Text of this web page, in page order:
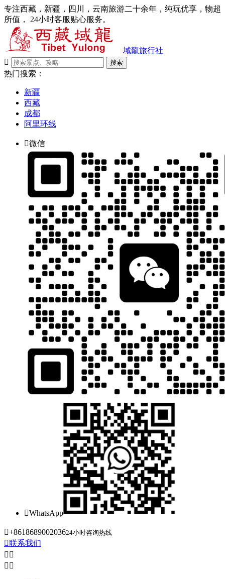
专注西藏，新疆，四川，云南旅游二十余年，纯玩优享，物超
所值， 24小时客服贴心服务。
域龍旅行社

搜索
热门搜索：
新疆
西藏
成都
阿里环线
微信
WhatsApp
+861868900203624小时咨询热线
联系我们
 
 